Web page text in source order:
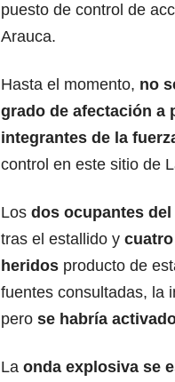
puesto de control de
Arauca.
Hasta el momento, no
grado de afectación a
integrantes de la
control en este sitio de
Los dos ocupantes
tras el estallido y
heridos producto de
fuentes consultadas, la
pero se habría
La onda explosiva se